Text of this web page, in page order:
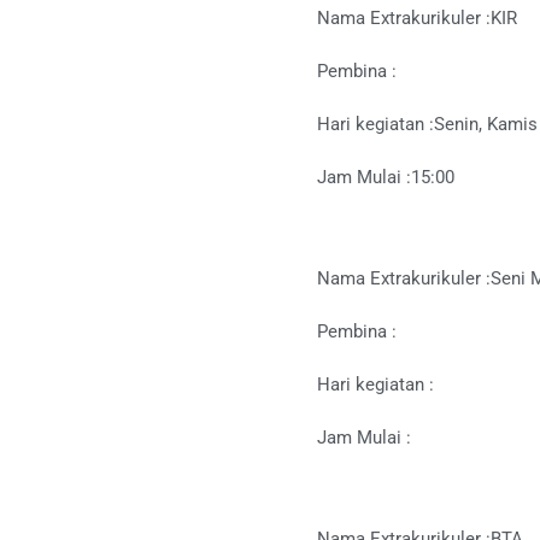
Nama Extrakurikuler :KIR
Pembina :
Hari kegiatan :Senin, Kamis
Jam Mulai :15:00
Nama Extrakurikuler :Seni
Pembina :
Hari kegiatan :
Jam Mulai :